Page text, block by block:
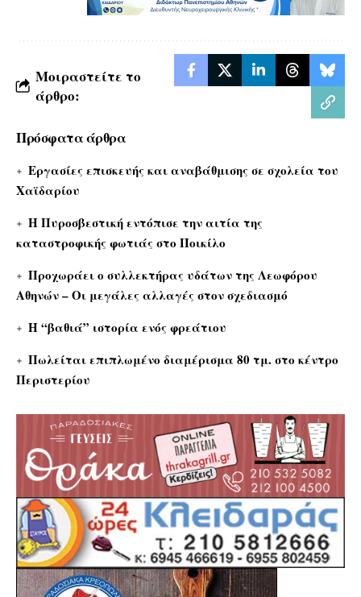
Μοιραστείτε το
άρθρο:
Πρόσφατα άρθρα
Εργασίες επισκευής και αναβάθμισης σε σχολεία του
Χαϊδαρίου
Η Πυροσβεστική εντόπισε την αιτία της
καταστροφικής φωτιάς στο Ποικίλο
Προχωράει ο συλλεκτήρας υδάτων της Λεωφόρου
Αθηνών – Οι μεγάλες αλλαγές στον σχεδιασμό
Η “βαθιά” ιστορία ενός φρεάτιου
Πωλείται επιπλωμένο διαμέρισμα 80 τμ. στο κέντρο
Περιστερίου